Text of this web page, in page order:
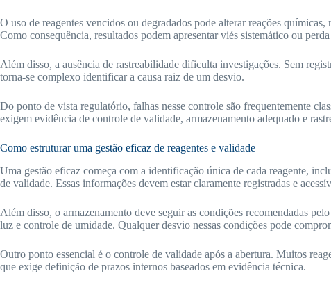
O uso de reagentes vencidos ou degradados pode alterar reações
Como consequência, resultados podem apresentar viés sistemático ou
Além disso, a ausência de rastreabilidade dificulta investigações. Sem
torna-se complexo identificar a causa raiz de um desvio.
Do ponto de vista regulatório, falhas nesse controle são frequentemente
exigem evidência de controle de validade, armazenamento adequado e
Como estruturar uma gestão eficaz de reagentes e validade
Uma gestão eficaz começa com a identificação única de cada reagente,
de validade. Essas informações devem estar claramente registradas e
Além disso, o armazenamento deve seguir as condições recomendadas
luz e controle de umidade. Qualquer desvio nessas condições pode
Outro ponto essencial é o controle de validade após a abertura. Muitos
que exige definição de prazos internos baseados em evidência técnica.